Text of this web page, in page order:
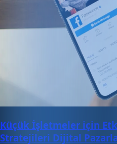
Küçük İşletmeler için
Stratejileri Dijital